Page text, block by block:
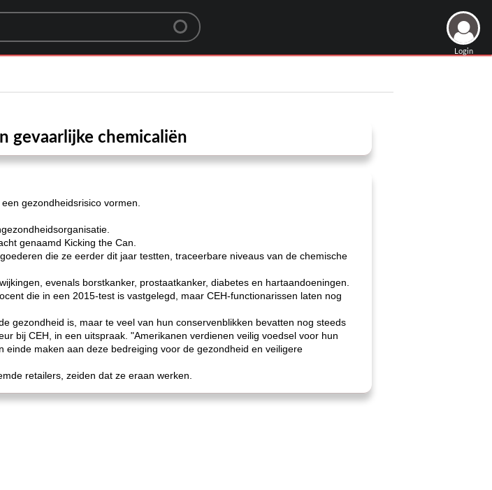
Login
gevaarlijke chemicaliën
gezondheidsrisico vormen.
genaamd Kicking the Can.
die ze eerder dit jaar testten, traceerbare niveaus van de chemische
evenals borstkanker, prostaatkanker, diabetes en hartaandoeningen.
die in een 2015-test is vastgelegd, maar CEH-functionarissen laten nog
gezondheid is, maar te veel van hun conservenblikken bevatten nog steeds
bij CEH, in een uitspraak. "Amerikanen verdienen veilig voedsel voor hun
maken aan deze bedreiging voor de gezondheid en veiligere
retailers, zeiden dat ze eraan werken.